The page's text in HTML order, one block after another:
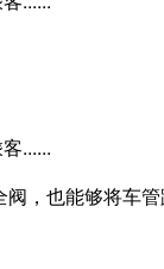
，也能够将车管